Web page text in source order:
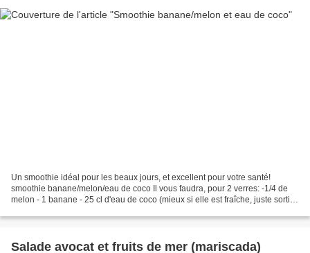
Un smoothie idéal pour les beaux jours, et excellent pour votre santé!
smoothie banane/melon/eau de coco Il vous faudra, pour 2 verres: -1/4 de
melon - 1 banane - 25 cl d'eau de coco (mieux si elle est fraîche, juste sortie
Salade avocat et fruits de mer (mariscada)